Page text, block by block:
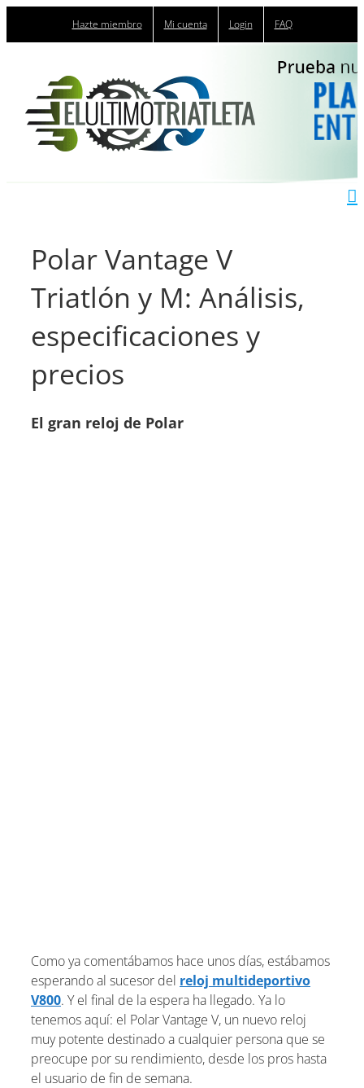
Hazte miembro Mi cuenta Login FAQ
Polar Vantage V
Triatlón y M: Análisis,
especificaciones y
precios
El gran reloj de Polar
Como ya comentábamos hace unos días, estábamos
esperando al sucesor del reloj multideportivo
V800. Y el final de la espera ha llegado. Ya lo
tenemos aquí: el Polar Vantage V, un nuevo reloj
muy potente destinado a cualquier persona que se
preocupe por su rendimiento, desde los pros hasta
el usuario de fin de semana.